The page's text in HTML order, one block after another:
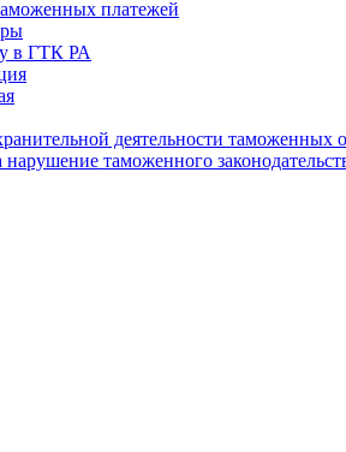
платежей
в ГТК РА
деятельности таможенных
нарушение таможенного